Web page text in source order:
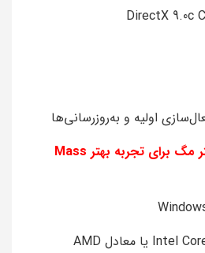
اولیه و به‌روزرسانی‌ها
مگ برای تجربه بهتر Mass